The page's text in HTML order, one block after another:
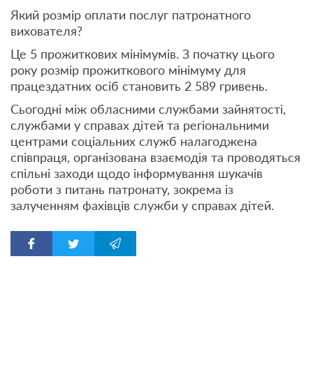
Який розмір оплати послуг патронатного
вихователя?
Це 5 прожиткових мінімумів. З початку цього
року розмір прожиткового мінімуму для
працездатних осіб становить 2 589 гривень.
Сьогодні між обласними службами зайнятості,
службами у справах дітей та регіональними
центрами соціальних служб налагоджена
співпраця, організована взаємодія та проводяться
спільні заходи щодо інформування шукачів
роботи з питань патронату, зокрема із
залученням фахівців служби у справах дітей.